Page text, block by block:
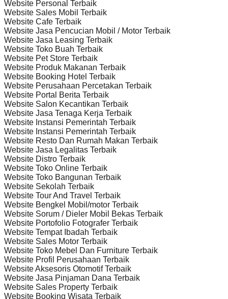
Website Personal Terbaik
Website Sales Mobil Terbaik
Website Cafe Terbaik
Website Jasa Pencucian Mobil / Motor Terbaik
Website Jasa Leasing Terbaik
Website Toko Buah Terbaik
Website Pet Store Terbaik
Website Produk Makanan Terbaik
Website Booking Hotel Terbaik
Website Perusahaan Percetakan Terbaik
Website Portal Berita Terbaik
Website Salon Kecantikan Terbaik
Website Jasa Tenaga Kerja Terbaik
Website Instansi Pemerintah Terbaik
Website Instansi Pemerintah Terbaik
Website Resto Dan Rumah Makan Terbaik
Website Jasa Legalitas Terbaik
Website Distro Terbaik
Website Toko Online Terbaik
Website Toko Bangunan Terbaik
Website Sekolah Terbaik
Website Tour And Travel Terbaik
Website Bengkel Mobil/motor Terbaik
Website Sorum / Dieler Mobil Bekas Terbaik
Website Portofolio Fotografer Terbaik
Website Tempat Ibadah Terbaik
Website Sales Motor Terbaik
Website Toko Mebel Dan Furniture Terbaik
Website Profil Perusahaan Terbaik
Website Aksesoris Otomotif Terbaik
Website Jasa Pinjaman Dana Terbaik
Website Sales Property Terbaik
Website Booking Wisata Terbaik